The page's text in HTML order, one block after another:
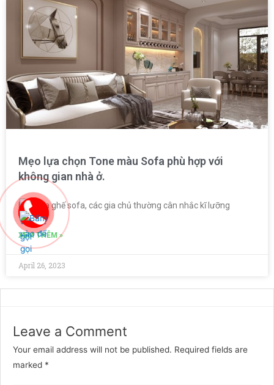
Mẹo lựa chọn Tone màu Sofa phù hợp với
không gian nhà ở.
Khi mua ghế sofa, các gia chủ thường cân nhắc kĩ lưỡng
XEM THÊM »
April 26, 2023
Leave a Comment
Your email address will not be published. Required fields are
marked *